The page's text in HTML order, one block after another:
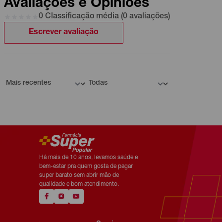
Avaliações e Opiniões
0 Classificação média (0 avaliações)
Escrever avaliação
Há mais de 10 anos, levamos saúde e
bem-estar pra quem gosta de pagar
super barato sem abrir mão de
qualidade e bom atendimento.